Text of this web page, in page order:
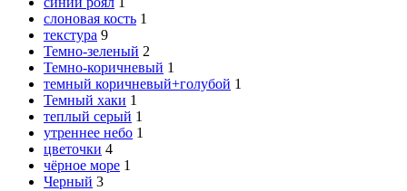
слоновая кость 1
текстура 9
Темно-зеленый 2
Темно-коричневый 1
темный коричневый+голубой 1
Темный хаки 1
теплый серый 1
утреннее небо 1
цветочки 4
чёрное море 1
Черный 3